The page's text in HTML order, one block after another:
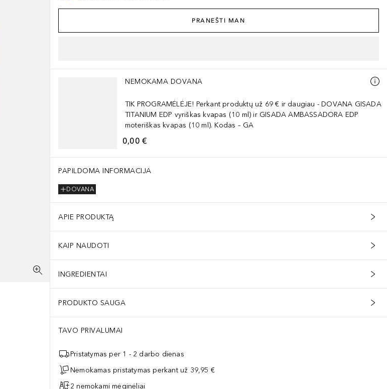
PRANEŠTI MAN
Praleisti slankiklį
NEMOKAMA DOVANA
TIK PROGRAMĖLĖJE! Perkant produktų už 69 € ir daugiau - DOVANA GISADA
TITANIUM EDP vyriškas kvapas (10 ml) ir GISADA AMBASSADORA EDP
moteriškas kvapas (10 ml). Kodas – GA
0,00 €
PAPILDOMA INFORMACIJA
DOVANA
APIE PRODUKTĄ
KAIP NAUDOTI
INGREDIENTAI
PRODUKTO SAUGA
TAVO PRIVALUMAI
Pristatymas per 1 - 2 darbo dienas
Nemokamas pristatymas perkant už 39,95 €
2 nemokami mėginėliai